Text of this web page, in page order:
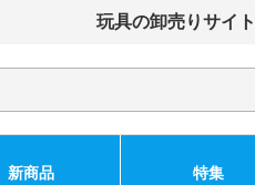
玩具の卸売りサイト
新商品 特集